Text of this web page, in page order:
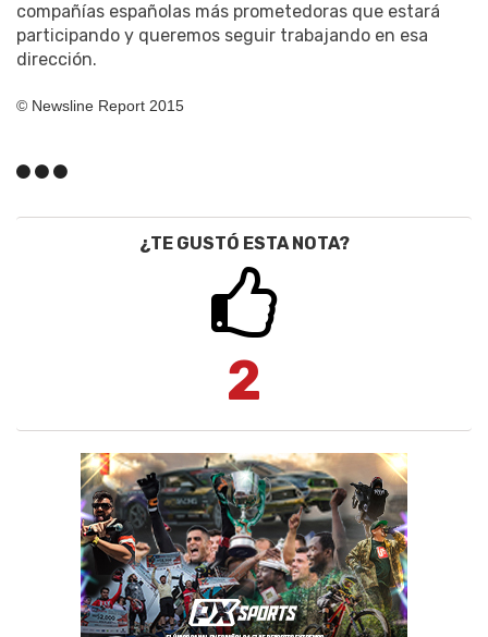
compañías españolas más prometedoras que estará
participando y queremos seguir trabajando en esa
dirección.
© Newsline Report 2015
¿TE GUSTÓ ESTA NOTA?
2